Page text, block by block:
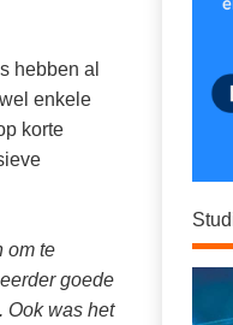
hebben al
enkele
korte
om te
goede
Ook was het